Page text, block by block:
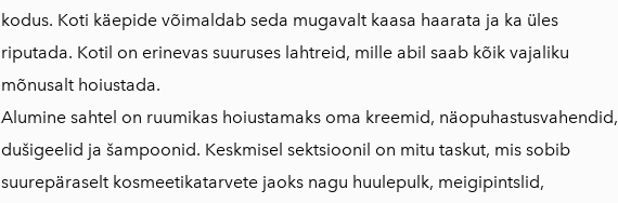
kodus. Koti käepide võimaldab seda mugavalt kaasa haarata ja ka üles
riputada. Kotil on erinevas suuruses lahtreid, mille abil saab kõik vajaliku
mõnusalt hoiustada.
Alumine sahtel on ruumikas hoiustamaks oma kreemid, näopuhastusvahendid,
dušigeelid ja šampoonid. Keskmisel sektsioonil on mitu taskut, mis sobib
suurepäraselt kosmeetikatarvete jaoks nagu huulepulk, meigipintslid,